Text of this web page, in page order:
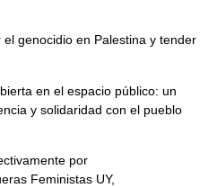
genocidio en Palestina y tender
en el espacio público: un
y solidaridad con el pueblo
por
Feministas UY,